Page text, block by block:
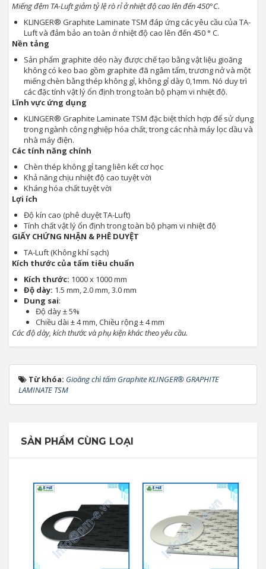
Miếng đệm TA-Luft giảm tỷ lệ rò rỉ ở nhiệt độ cao lên đến 450°C.
KLINGER® Graphite Laminate TSM đáp ứng các yêu cầu của TA-
Luft và đảm bảo an toàn ở nhiệt độ cao lên đến 450 ° C.
Nền tảng
Sản phẩm graphite dẻo này được chế tạo bằng vật liệu gioăng
không có keo bao gồm graphite đã ngâm tẩm, trương nở và một
miếng chèn bằng thép không gỉ, không gỉ dày 0,1mm. Nó duy trì
các đặc tính vật lý ổn định trong toàn bộ phạm vi nhiệt độ.
Lĩnh vực ứng dụng
KLINGER® Graphite Laminate TSM đặc biệt thích hợp để sử dụng
trong ngành công nghiệp hóa chất, trong các nhà máy lọc dầu và
nhà máy điện.
Các tính năng chính
Chèn thép không gỉ tang liên kết cơ học
Khả năng chịu nhiệt độ cao tuyệt vời
Kháng hóa chất tuyệt vời
Lợi ích
Độ kín cao (phê duyệt TA-Luft)
Tính chất vật lý ổn định trong toàn bộ phạm vi nhiệt độ
GIẤY CHỨNG NHẬN & PHÊ DUYỆT
TA-Luft (Không khí sạch)
Kích thước của tấm tiêu chuẩn
Kích thước: 1000 x 1000 mm
Độ dày: 1.5 mm, 2.0 mm, 3.0 mm
Dung sai:
Độ dày ± 5%
Chiều dài ± 4 mm, Chiều rộng ± 4 mm
Các độ dày, kích thước và phụ kiện khác theo yêu cầu.
Từ khóa: Gioăng chì tấm Graphite KLINGER® GRAPHITE
LAMINATE TSM
SẢN PHẨM CÙNG LOẠI